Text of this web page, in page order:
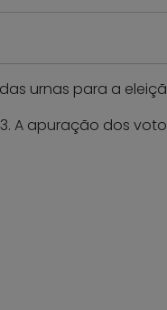
urnas para a
A apuração dos